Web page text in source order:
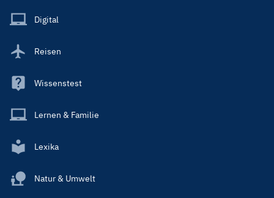
Main
Digital
Reisen
Wissenstest
Lernen & Familie
Lexika
Natur & Umwelt